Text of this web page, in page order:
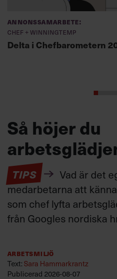
Annonssamarbete:
Chef + Winningtemp
Delta i Chefbarometern
Så höjer du
TIPS
Vad är det
medarbetarna att
som chef lyfta
från Googles nordiska
Arbetsmiljö
Text: Sara Hammarkrantz
Publicerad 2026-08-07